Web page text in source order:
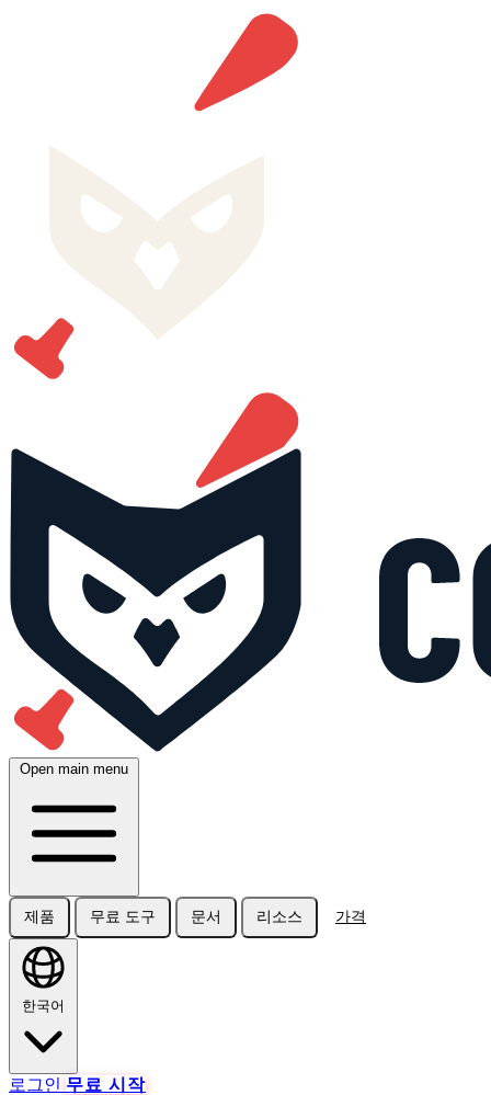
Open main menu
제품 무료 도구 문서 리소스 가격
한국어
로그인 무료 시작